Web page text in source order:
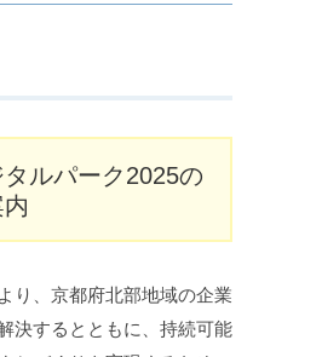
ルパーク2025の
り、京都府北部地域の企業
決するとともに、持続可能